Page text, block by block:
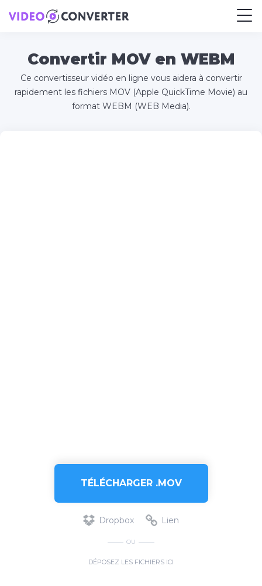
Convertir MOV en WEBM
Ce convertisseur vidéo en ligne vous aidera à convertir
rapidement les fichiers MOV (Apple QuickTime Movie) au
format WEBM (WEB Media).
TÉLÉCHARGER .MOV
Dropbox Lien
OU
DÉPOSEZ LES FICHIERS ICI